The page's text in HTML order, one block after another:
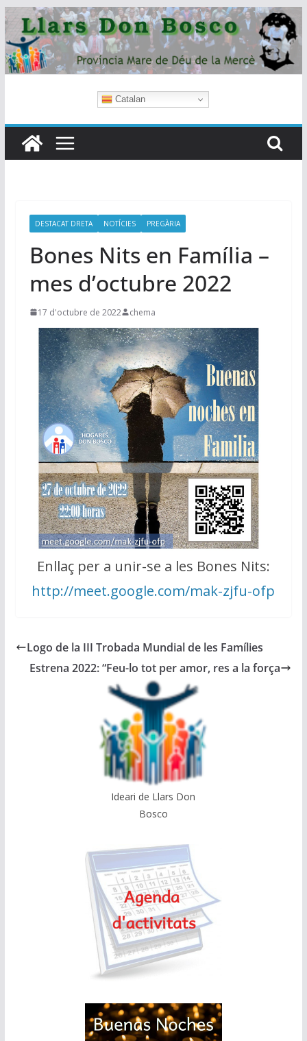
Skip
to
content
Catalan
DESTACAT DRETA NOTÍCIES PREGÀRIA
Bones Nits en Família –
mes d’octubre 2022
17 d'octubre de 2022 chema
Enllaç per a unir-se a les Bones Nits:
http://meet.google.com/mak-zjfu-ofp
Logo de la III Trobada Mundial de les Famílies
Estrena 2022: “Feu-lo tot per amor, res a la força
Ideari de Llars Don
Bosco